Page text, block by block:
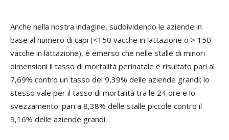
Anche nella nostra indagine, suddividendo le aziende in
base al numero di capi (<150 vacche in lattazione o > 150
vacche in lattazione), è emerso che nelle stalle di minori
dimensioni il tasso di mortalità perinatale è risultato pari al
7,69% contro un tasso del 9,39% delle aziende grandi; lo
stesso vale per il tasso di mortalità tra le 24 ore e lo
svezzamento: pari a 8,38% delle stalle piccole contro il
9,16% delle aziende grandi.